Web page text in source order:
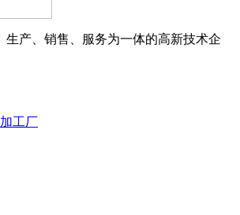
生产、销售、服务为一体的高新技术企
工厂